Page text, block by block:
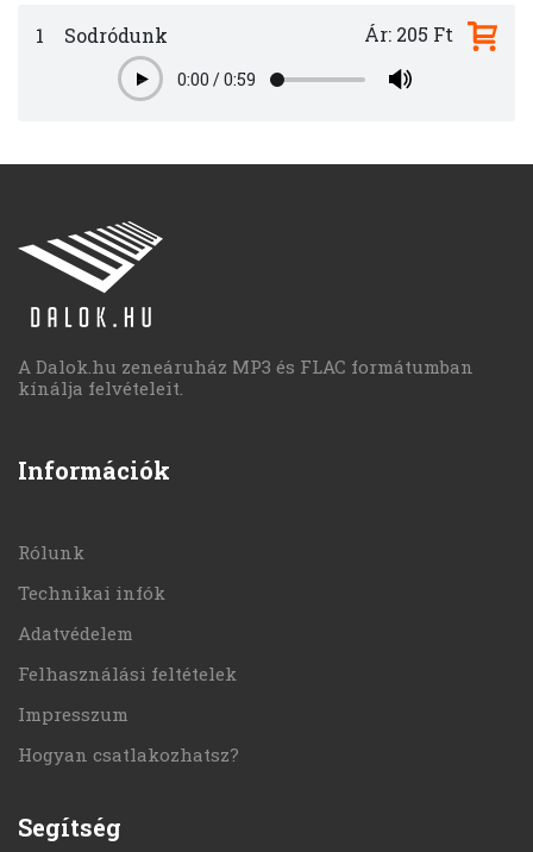
1 Sodródunk
Play0:00 /0:59
Ár: 205 Ft
A Dalok.hu zeneáruház MP3 és FLAC formátumban
kínálja felvételeit.
Információk
Rólunk
Technikai infók
Adatvédelem
Felhasználási feltételek
Impresszum
Hogyan csatlakozhatsz?
Segítség